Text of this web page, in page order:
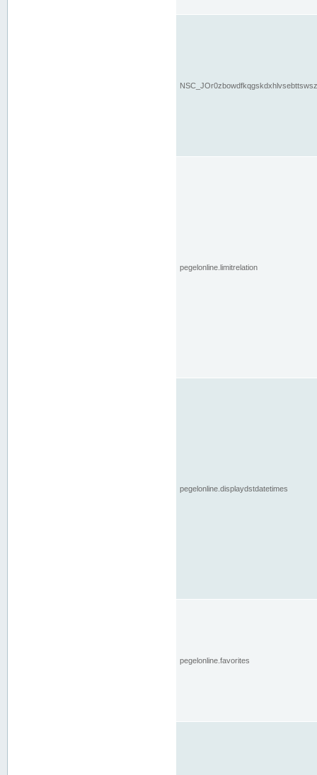
pegelonline.limitrelation
pegelonline.displaydstdatetimes
pegelonline.favorites